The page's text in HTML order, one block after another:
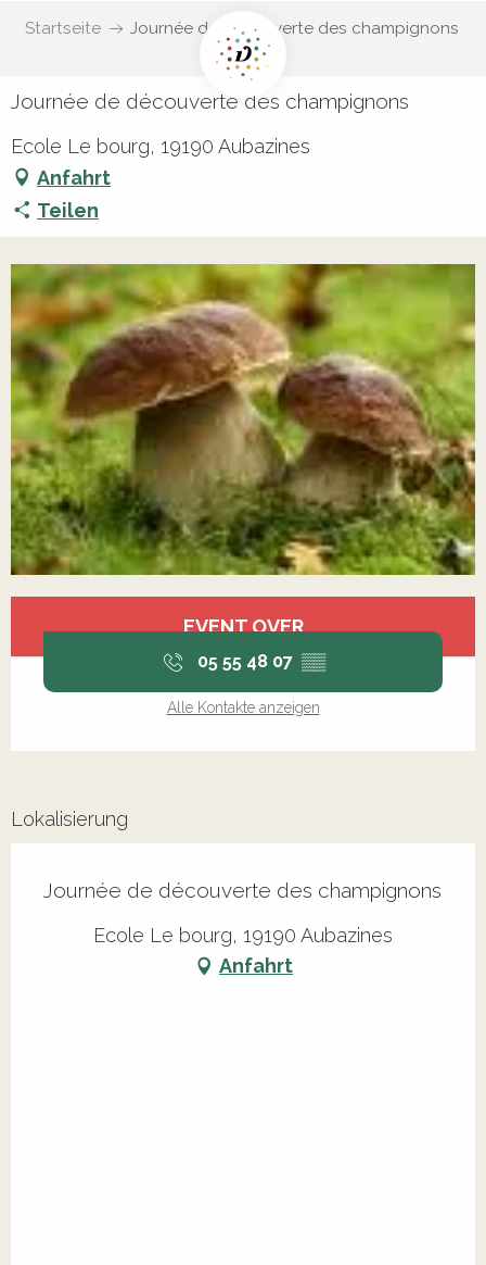
Startseite Journée de découverte des champignons
Journée de découverte des champignons
Ecole Le bourg, 19190 Aubazines
Anfahrt
Teilen
EVENT OVER
05 55 48 07 ▒▒
Alle Kontakte anzeigen
Lokalisierung
Journée de découverte des champignons
Ecole Le bourg, 19190 Aubazines
Anfahrt